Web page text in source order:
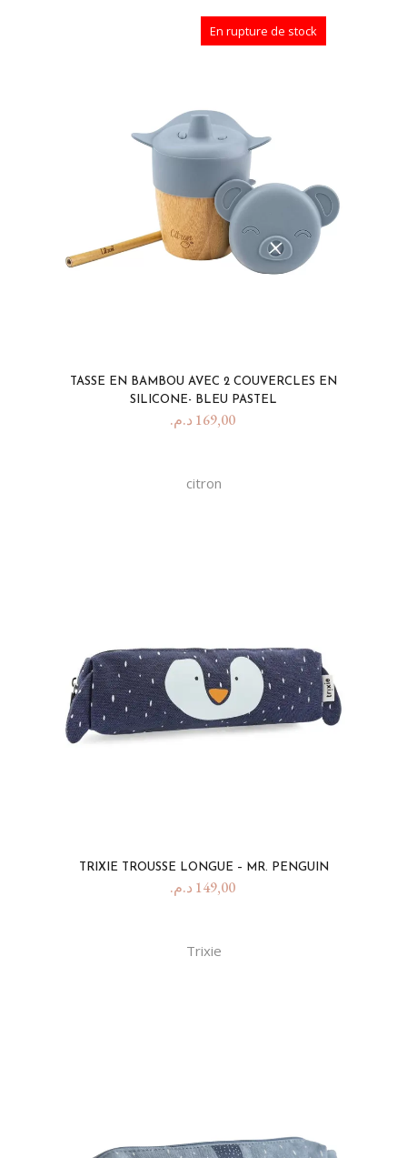
En rupture de stock
TASSE EN BAMBOU AVEC 2 COUVERCLES EN
SILICONE- BLEU PASTEL
169,00 د.م.
citron
TRIXIE TROUSSE LONGUE – MR. PENGUIN
149,00 د.م.
Trixie